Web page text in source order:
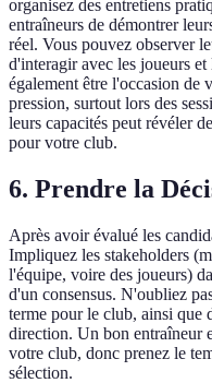
organisez des entretiens
entraîneurs de démontrer
réel. Vous pouvez observer
d'interagir avec les joueurs
également être l'occasion de
pression, surtout lors des
leurs capacités peut révéler
pour votre club.
6. Prendre la
Après avoir évalué les
Impliquez les stakeholders
l'équipe, voire des joueurs)
d'un consensus. N'oubliez
terme pour le club, ainsi que
direction. Un bon entraîneur
votre club, donc prenez le
sélection.